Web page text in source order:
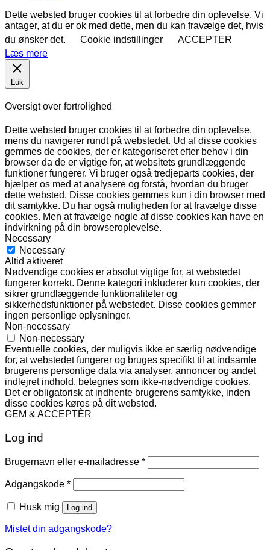
Dette websted bruger cookies til at forbedre din oplevelse. Vi
antager, at du er ok med dette, men du kan fravælge det, hvis
du ønsker det.
Cookie indstillinger
ACCEPTER
Læs mere
Luk
Oversigt over fortrolighed
Dette websted bruger cookies til at forbedre din oplevelse,
mens du navigerer rundt på webstedet. Ud af disse cookies
gemmes de cookies, der er kategoriseret efter behov i din
browser da de er vigtige for, at websitets grundlæggende
funktioner fungerer. Vi bruger også tredjeparts cookies, der
hjælper os med at analysere og forstå, hvordan du bruger
dette websted. Disse cookies gemmes kun i din browser med
dit samtykke. Du har også muligheden for at fravælge disse
cookies. Men at fravælge nogle af disse cookies kan have en
indvirkning på din browseroplevelse.
Necessary
Necessary
Altid aktiveret
Nødvendige cookies er absolut vigtige for, at webstedet
fungerer korrekt. Denne kategori inkluderer kun cookies, der
sikrer grundlæggende funktionaliteter og
sikkerhedsfunktioner på webstedet. Disse cookies gemmer
ingen personlige oplysninger.
Non-necessary
Non-necessary
Eventuelle cookies, der muligvis ikke er særlig nødvendige
for, at webstedet fungerer og bruges specifikt til at indsamle
brugerens personlige data via analyser, annoncer og andet
indlejret indhold, betegnes som ikke-nødvendige cookies.
Det er obligatorisk at indhente brugerens samtykke, inden
disse cookies køres på dit websted.
GEM & ACCEPTÈR
Log ind
Brugernavn eller e-mailadresse *Påkrævet
Adgangskode *Påkrævet
Husk mig Log ind
Mistet din adgangskode?